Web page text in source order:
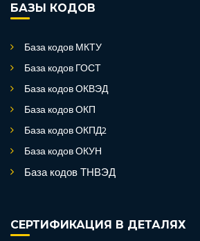
БАЗЫ КОДОВ
База кодов МКТУ
База кодов ГОСТ
База кодов ОКВЭД
База кодов ОКП
База кодов ОКПД2
База кодов ОКУН
База кодов ТНВЭД
СЕРТИФИКАЦИЯ В ДЕТАЛЯХ